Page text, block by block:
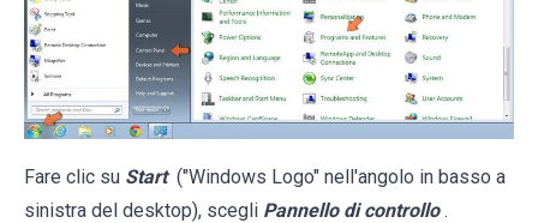
Fare clic su Start ("Windows Logo" nell'angolo in basso a
sinistra del desktop), scegli Pannello di controllo .